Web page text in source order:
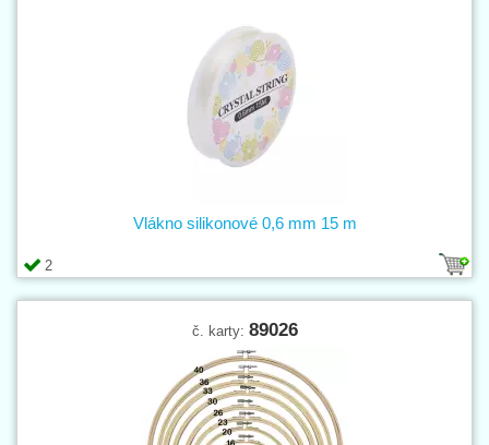
2
Vlákno silikonové 0,6 mm 15 m
č. karty: 89026